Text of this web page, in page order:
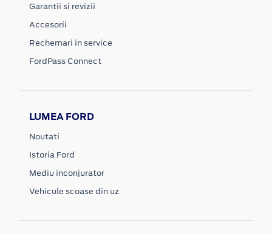
Garantii si revizii
Accesorii
Rechemari in service
FordPass Connect
LUMEA FORD
Noutati
Istoria Ford
Mediu inconjurator
Vehicule scoase din uz